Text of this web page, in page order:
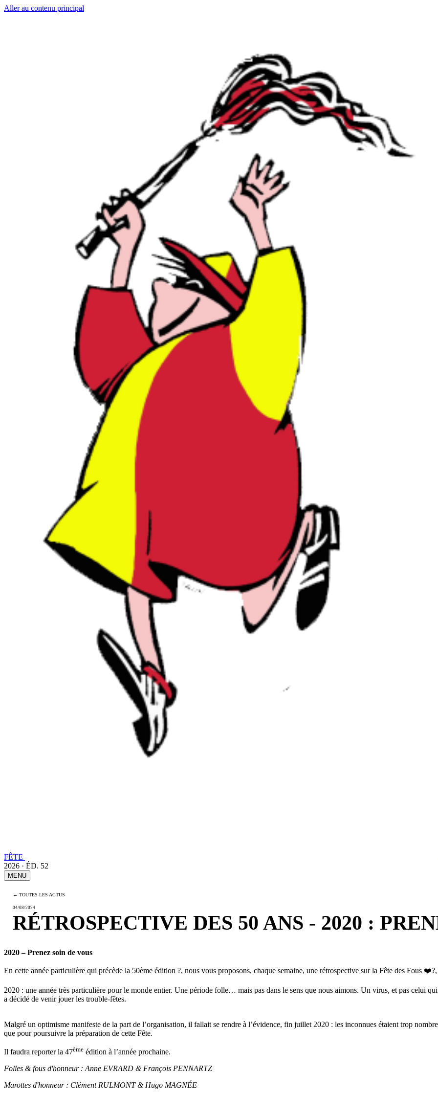
Aller au contenu principal
FÊTE
2026 · ÉD. 52
MENU
← TOUTES LES ACTUS
04/08/2024
RÉTROSPECTIVE DES 50 ANS - 2020 :
2020 – Prenez soin de vous
En cette année particulière qui précède la 50ème édition ?, nous vous proposons, chaque semaine, une rétrospective sur la Fête des Fous ❤️?
2020 : une année très particulière pour le monde entier. Une période folle… mais pas dans le sens que nous aimons. Un virus, et pas celui
a décidé de venir jouer les trouble-fêtes.
Malgré un optimisme manifeste de la part de l’organisation, il fallait se rendre à l’évidence, fin juillet 2020 : les inconnues étaient trop
que pour poursuivre la préparation de cette Fête.
Il faudra reporter la 47ème édition à l’année prochaine.
Folles & fous d'honneur : Anne EVRARD & François PENNARTZ
Marottes d'honneur : Clément RULMONT & Hugo MAGNÉE